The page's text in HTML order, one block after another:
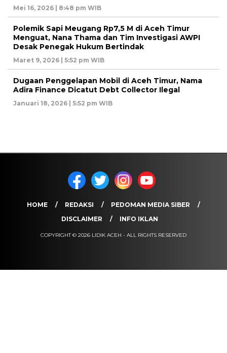
Mei 16, 2026 | 8:48 pm WIB
Polemik Sapi Meugang Rp7,5 M di Aceh Timur
Menguat, Nana Thama dan Tim Investigasi AWPI
Desak Penegak Hukum Bertindak
Maret 9, 2026 | 5:52 pm WIB
Dugaan Penggelapan Mobil di Aceh Timur, Nama
Adira Finance Dicatut Debt Collector Ilegal
Januari 18, 2026 | 5:52 pm WIB
HOME REDAKSI
PEDOMAN MEDIA SIBER
DISCLAIMER
INFO IKLAN
COPYRIGHT © 2026 LIDIK ACEH - ALL RIGHTS RESERVED